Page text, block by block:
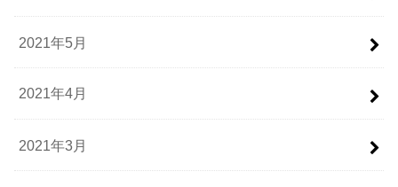
2021年5月
2021年4月
2021年3月